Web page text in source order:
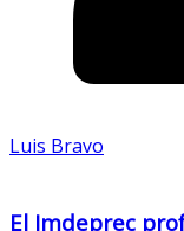
Luis Bravo
El Imdeprec